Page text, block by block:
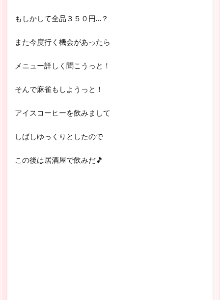
もしかして全品３５０円…？
また今度行く機会があったら
メニュー詳しく聞こうっと！
そんで麻雀もしようっと！
アイスコーヒーを飲みまして
しばしゆっくりとしたので
この後は居酒屋で飲みだ🎵